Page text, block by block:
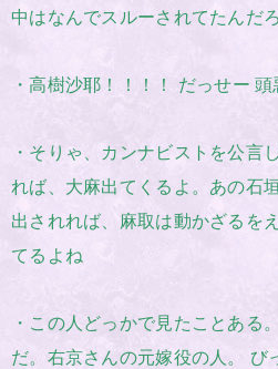
中はなんでスルーされてたんだろ
・高樹沙耶！！！！ だっせー
・そりゃ、カンナビストを公言
れば、大麻出てくるよ。あの石
出されれば、麻取は動かざるを
てるよね
・この人どっかで見たことある
だ。右京さんの元嫁役の人。